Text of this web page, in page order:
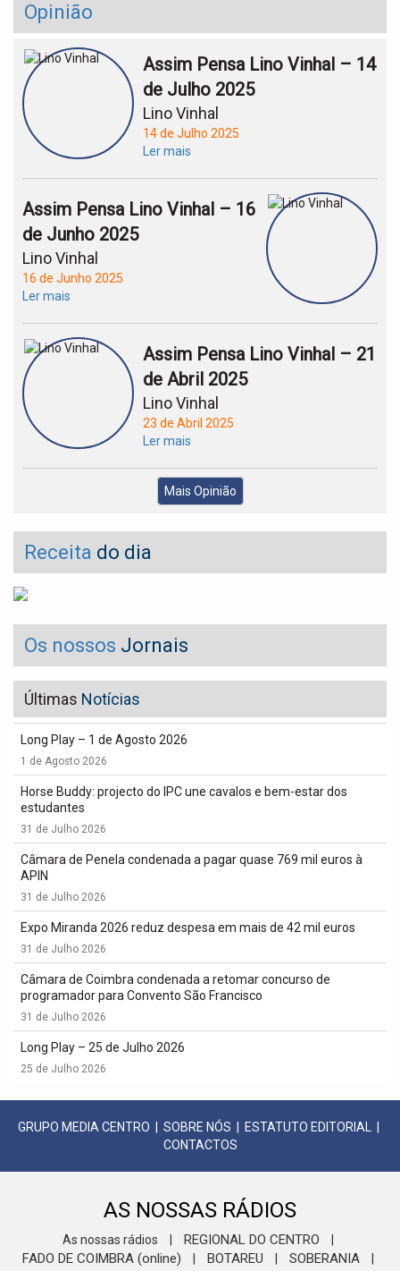
Opinião
Assim Pensa Lino Vinhal – 14
de Julho 2025
Lino Vinhal
14 de Julho 2025
Ler mais
Assim Pensa Lino Vinhal – 16
de Junho 2025
Lino Vinhal
16 de Junho 2025
Ler mais
Assim Pensa Lino Vinhal – 21
de Abril 2025
Lino Vinhal
23 de Abril 2025
Ler mais
Mais Opinião
Receita do dia
Os nossos Jornais
Últimas Notícias
Long Play – 1 de Agosto 2026
1 de Agosto 2026
Horse Buddy: projecto do IPC une cavalos e bem-estar dos
estudantes
31 de Julho 2026
Câmara de Penela condenada a pagar quase 769 mil euros à
APIN
31 de Julho 2026
Expo Miranda 2026 reduz despesa em mais de 42 mil euros
31 de Julho 2026
Câmara de Coimbra condenada a retomar concurso de
programador para Convento São Francisco
31 de Julho 2026
Long Play – 25 de Julho 2026
25 de Julho 2026
GRUPO MEDIA CENTRO SOBRE NÓS ESTATUTO EDITORIAL
CONTACTOS
AS NOSSAS RÁDIOS
As nossas rádios REGIONAL DO CENTRO
FADO DE COIMBRA (online) BOTAREU SOBERANIA